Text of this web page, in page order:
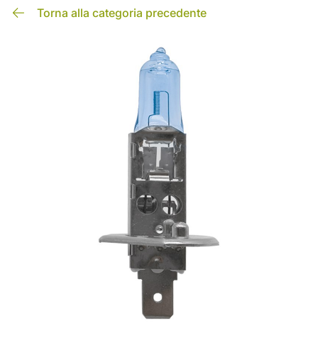
Torna alla categoria precedente